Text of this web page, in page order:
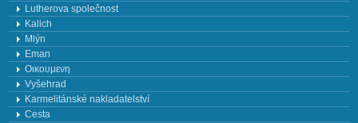
Lutherova společnost
Kalich
Mlýn
Eman
Οικουμενη
Vyšehrad
Karmelitánské nakladatelství
Cesta